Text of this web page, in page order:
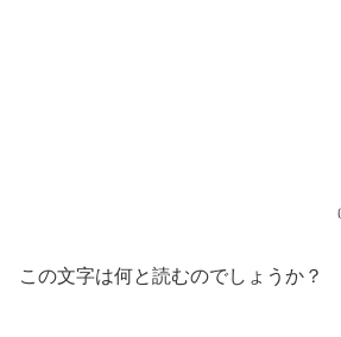
この文字は何と読むのでしょうか？